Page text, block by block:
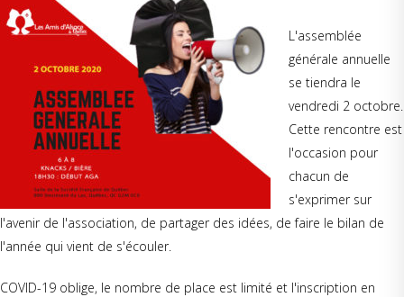
L'assemblée
générale annuelle
se tiendra le
vendredi 2 octobre.
Cette rencontre est
l'occasion pour
chacun de
s'exprimer sur
l'avenir de l'association, de partager des idées, de faire le bilan de
l'année qui vient de s'écouler.
COVID-19 oblige, le nombre de place est limité et l'inscription en